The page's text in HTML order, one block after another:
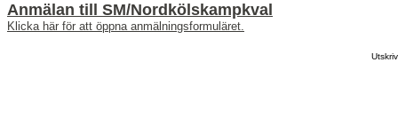
Anmälan till SM/Nordkölskampkval
Klicka här för att öppna anmälningsformuläret.